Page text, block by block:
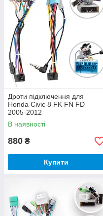
Дроти підключення для
Honda Civic 8 FK FN FD
2005-2012
В наявності
880 ₴
Купити